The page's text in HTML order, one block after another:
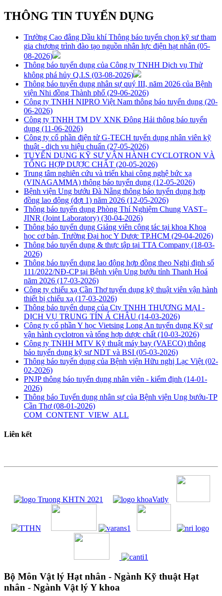
THÔNG TIN TUYỂN DỤNG
Trường Cao đẳng Dầu khí Thông báo tuyển chọn kỹ sư tham
gia chương trình đào tạo nguồn nhân lực điện hạt nhân (05-
08-2026)
Thông báo tuyển dụng của Công ty TNHH Dịch vụ Thử
không phá hủy Q.I.S (03-08-2026)
Thông báo tuyển dụng nhân sự quý III, năm 2026 của Bệnh
viện Nhi đồng Thành phố (29-06-2026)
Công ty TNHH NIPRO Việt Nam thông báo tuyển dụng (20-
06-2026)
Công ty TNHH TM DV XNK Đông Hải thông báo tuyển
dụng (11-06-2026)
Công ty cổ phần điện tử G-TECH tuyển dụng nhân viên kỹ
thuật - dịch vụ hiệu chuẩn (27-05-2026)
TUYỂN DỤNG KỸ SƯ VẬN HÀNH CYCLOTRON VÀ
TỔNG HỢP DƯỢC CHẤT (20-05-2026)
Trung tâm nghiên cứu và triển khai công nghệ bức xạ
(VINAGAMMA) thông báo tuyển dụng (12-05-2026)
Bệnh viện Ung bướu Đà Nẵng thông báo tuyển dụng hợp
đồng lao động (đợt 1) năm 2026 (12-05-2026)
Thông báo tuyển dụng Phòng Thí Nghiệm Chung VAST–
JINR (Joint Laboratory) (30-04-2026)
Thông báo tuyển dụng Giảng viên công tác tại khoa Khoa
học cơ bản, Trường Đại học Y Dược TP.HCM (29-04-2026)
Thông báo tuyển dụng & thực tập tại TTA Company (18-03-
2026)
Thông báo tuyển dụng lao động hợp đồng theo Nghị định số
111/2022/NĐ-CP tại Bệnh viện Ung bướu tỉnh Thanh Hoá
năm 2026 (17-03-2026)
Công ty chiếu xạ Cần Thơ tuyển dụng kỹ thuật viên vận hành
thiết bị chiếu xạ (17-03-2026)
Thông báo tuyển dụng của Cty TNHH THƯƠNG MẠI -
DỊCH VỤ TRUNG TÍN Á CHÂU (14-03-2026)
Công ty cổ phần Y học Vietsing Long An tuyển dụng Kỹ sư
vận hành cyclotron và tổng hợp dược chất (10-03-2026)
Công ty TNHH MTV Kỹ thuật máy bay (VAECO) thông
báo tuyển dụng kỹ sư NDT và BSI (05-03-2026)
Thông báo tuyển dụng của Bệnh viện Hữu nghị Lạc Việt (02-
02-2026)
PNJP thông báo tuyển dụng nhân viên - kiểm định (14-01-
2026)
Thông báo Tuyển dụng nhân sự của Bệnh viện Ung bướu-TP
Cần Thơ(08-01-2026)
COM_CONTENT_VIEW_ALL
Liên kết
Bộ Môn Vật lý Hạt nhân - Ngành Kỹ thuật Hạt
nhân - Ngành Vật lý Y khoa